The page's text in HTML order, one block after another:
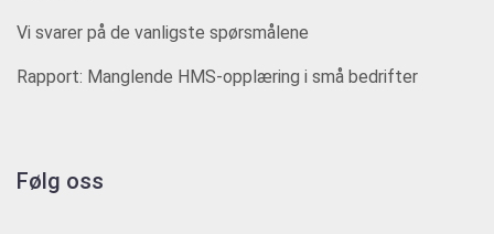
Vi svarer på de vanligste spørsmålene
Rapport: Manglende HMS-opplæring i små bedrifter
Følg oss